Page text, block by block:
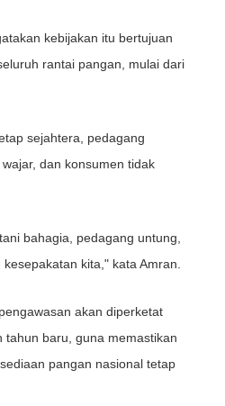
kebijakan itu bertujuan
rantai pangan, mulai dari
sejahtera, pedagang
dan konsumen tidak
bahagia, pedagang untung,
kita," kata Amran.
akan diperketat
tahun baru, guna memastikan
pangan nasional tetap